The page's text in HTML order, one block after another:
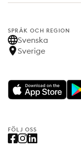
SPRÅK OCH REGION
Svenska
Sverige
FÖLJ OSS